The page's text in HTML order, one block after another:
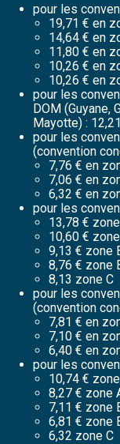
pour les
19,71 € en
14,64 € en
11,80 € en
10,26 € en
10,26 € en
pour les
DOM (Guyane,
Mayotte) :
pour les
(convention
7,76 € en
7,06 € en
6,32 € en
pour les
13,78 €
10,60 €
9,13 € zone
8,76 € zone
8,13 zone C
pour les
(convention
7,81 € en
7,10 € en
6,40 € en
pour les
10,74 €
8,27 € zone
7,11 € zone
6,81 € zone
6,32 zone C